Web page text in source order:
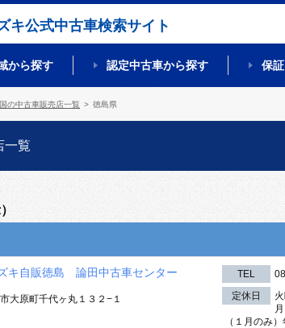
キ公式中古車検索サイト
から探す 認定中古車から探す 保
の中古車販売店一覧 徳島県
一覧
ズキ自販徳島 論田中古車センター
大原町千代ヶ丸１３２−１
TEL
定休日
（１月のみ